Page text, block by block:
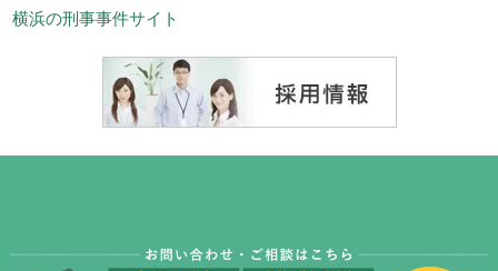
横浜の刑事事件サイト